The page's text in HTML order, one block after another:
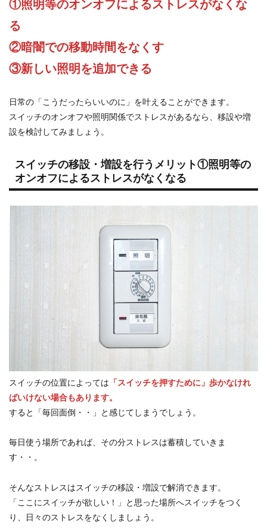
①照明等のオンオフによるストレスがなくな
る
②暗闇での移動時間をなくす
③新しい照明を追加できる
日常の「こうだったらいいのに」を叶えることができます。
スイッチのオンオフや照明関係でストレスがあるなら、移設や増
設を検討してみましょう。
スイッチの移設・増設を行うメリット①照明等の
オンオフによるストレスがなくなる
スイッチの位置によっては 「スイッチを押すために」歩かなけれ
ばいけない場合もあります。
すると「毎回面倒・・」と感じてしまうでしょう。
毎日使う場所であれば、その分ストレスは蓄積していきま
す・・。
そんなストレスはスイッチの移設・増設で解消できます。
「ここにスイッチが欲しい！」と思った場所へスイッチをつく
り、日々のストレスをなくしましょう。